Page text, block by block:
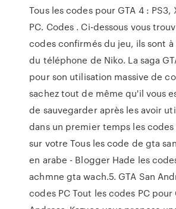
Tous les codes pour GTA 4 : PS3,
PC. Codes . Ci-dessous vous
codes confirmés du jeu, ils sont
du téléphone de Niko. La saga
pour son utilisation massive de
sachez tout de même qu'il vous
de sauvegarder après les avoir
dans un premier temps les
sur votre Tous les code de gta
en arabe - Blogger Hade les
achmne gta wach.5. GTA San
codes PC Tout les codes PC pour